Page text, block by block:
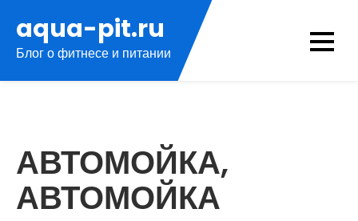
содержимому
aqua-pit.ru
Блог о фитнесе и питании
АВТОМОЙКА,
АВТОМОЙКА